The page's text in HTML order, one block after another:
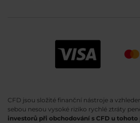
CFD jsou složité finanční nástroje a
sebou nesou vysoké riziko rychlé ztráty
investorů při obchodování s CFD u